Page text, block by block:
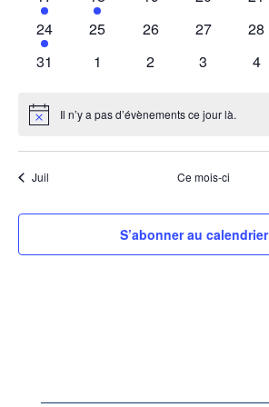
évènementévènement
1
évènement
24
0
25
0
26
0
27
0
28
0
31
0
1
0
2
0
3
0
4
Notice Il n’y a pas d’évènements ce jour là.
Juil Ce mois-ci
S’abonner au calendrier